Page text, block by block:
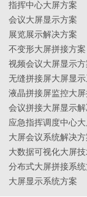
指挥中心大屏方案
会议大屏显示方案
展览展示解决方案
不变形大屏拼接方案
视频会议大屏显示
无缝拼接屏大屏显
液晶拼接屏监控大
会议拼接大屏显示
应急指挥调度中心
大屏会议系统解决
大数据可视化大屏
分布式大屏拼接系
大屏显示系统方案